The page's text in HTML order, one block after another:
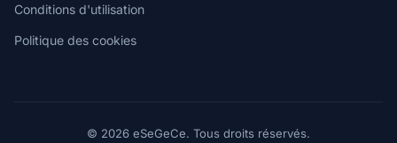
Conditions d'utilisation
Politique des cookies
© 2026 eSeGeCe. Tous droits réservés.